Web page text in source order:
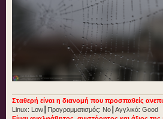
Σταθερή είναι η διανομή που προσπαθείς
Linux: Low┃Προγραμματισμός: No┃Αγγλικά: Good